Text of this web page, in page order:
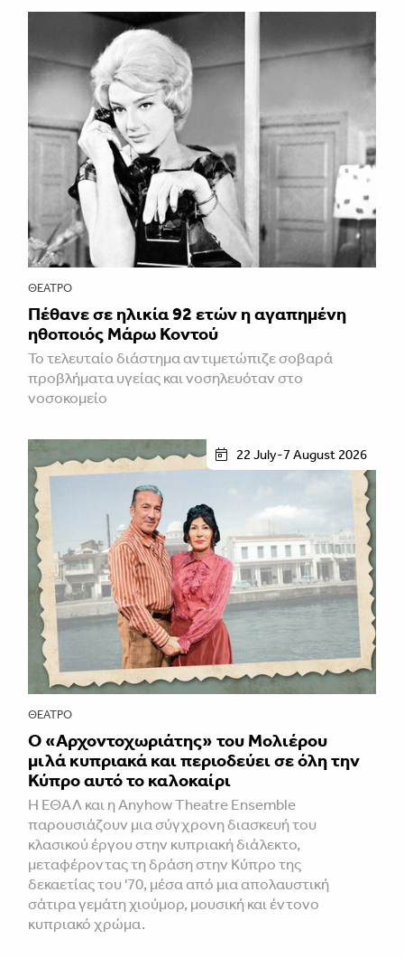
ΘΈΑΤΡΟ
Πέθανε σε ηλικία 92 ετών η αγαπημένη
ηθοποιός Μάρω Κοντού
Το τελευταίο διάστημα αντιμετώπιζε σοβαρά
προβλήματα υγείας και νοσηλευόταν στο
νοσοκομείο
22 July-7 August 2026
ΘΈΑΤΡΟ
Ο «Αρχοντοχωριάτης» του Μολιέρου
μιλά κυπριακά και περιοδεύει σε όλη την
Κύπρο αυτό το καλοκαίρι
Η ΕΘΑΛ και η Anyhow Theatre Ensemble
παρουσιάζουν μια σύγχρονη διασκευή του
κλασικού έργου στην κυπριακή διάλεκτο,
μεταφέροντας τη δράση στην Κύπρο της
δεκαετίας του '70, μέσα από μια απολαυστική
σάτιρα γεμάτη χιούμορ, μουσική και έντονο
κυπριακό χρώμα.